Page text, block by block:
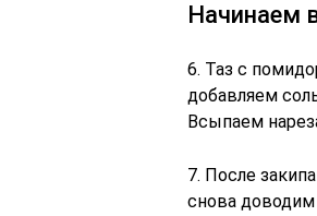
Начинаем
6. Таз с
добавляем
Всыпаем
7. После
снова доводим